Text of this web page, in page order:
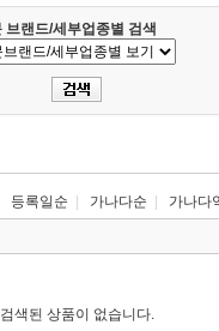
브랜드/세부업종별 검색
등록일순 가나다순 가나다
검색된 상품이 없습니다.